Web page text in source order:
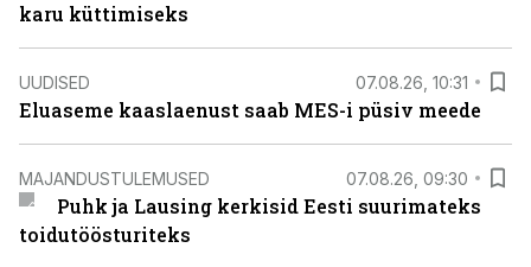
karu küttimiseks
UUDISED 07.08.26, 10:31
Eluaseme kaaslaenust saab MES-i püsiv meede
MAJANDUSTULEMUSED 07.08.26, 09:30
Puhk ja Lausing kerkisid Eesti suurimateks
toidutöösturiteks